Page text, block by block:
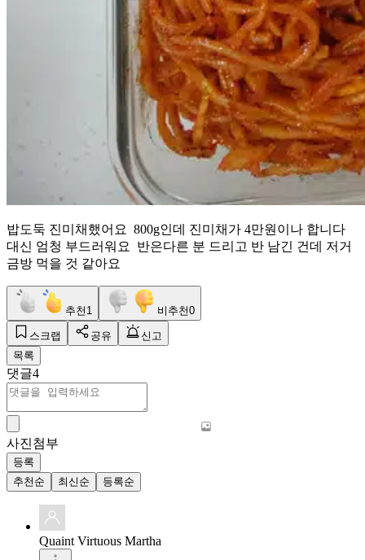
밥도둑 진미채했어요 800g인데 진미채가 4만원이나 합니다
대신 엄청 부드러워요 반은다른 분 드리고 반 남긴 건데 저거
금방 먹을 것 같아요
추천 1 비추천0
스크랩 공유
신고
목록
댓글4
사진첨부
등록
추천순
최신순 등록순
Quaint Virtuous Martha